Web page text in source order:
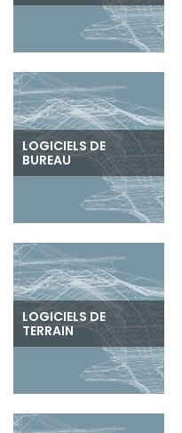
LOGICIELS DE
BUREAU
LOGICIELS DE
TERRAIN